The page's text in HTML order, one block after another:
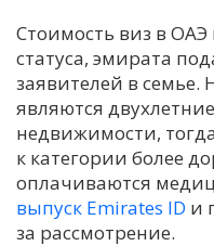
Стоимость виз в
статуса, эмирата
заявителей в
являются
недвижимости,
к категории более
оплачиваются
выпуск Emirates ID и
за рассмотрение.